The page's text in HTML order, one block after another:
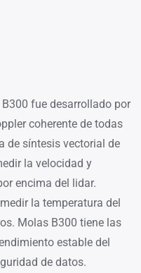
fue desarrollado por
coherente de todas
de síntesis vectorial de
la velocidad y
encima del lidar.
la temperatura del
Molas B300 tiene las
estable del
de datos.